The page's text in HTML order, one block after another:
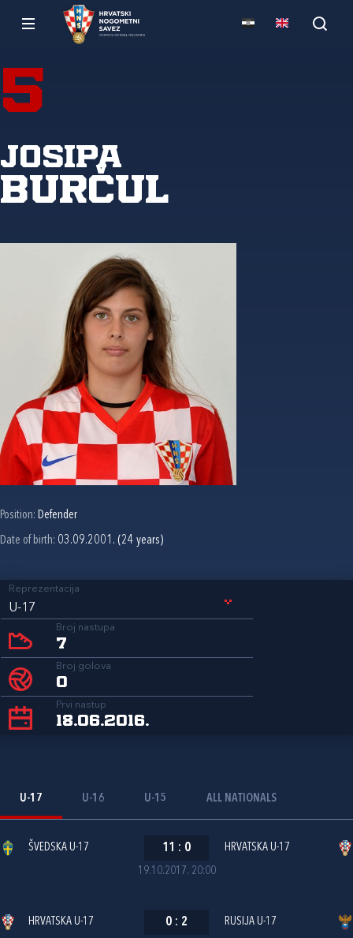
5
Josipa
Burčul
Position: Defender
Date of birth: 03.09.2001. (24 years)
Reprezentacija
U-17
Broj nastupa
7
Broj golova
0
Prvi nastup
18.06.2016.
U-17 U-16 U-15 ALL NATIONALS
19.10.2017. 20:00
ŠVEDSKA U-17 11 : 0 HRVATSKA U-17
HRVATSKA U-17 0 : 2 RUSIJA U-17